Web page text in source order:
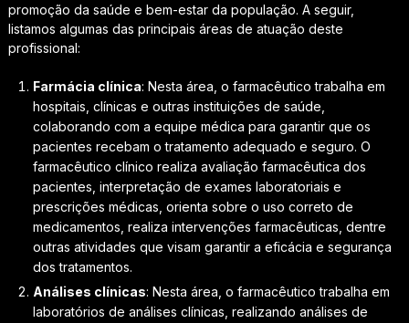
promoção da saúde e bem-estar da população. A seguir,
listamos algumas das principais áreas de atuação deste
profissional:
Farmácia clínica: Nesta área, o farmacêutico trabalha em
hospitais, clínicas e outras instituições de saúde,
colaborando com a equipe médica para garantir que os
pacientes recebam o tratamento adequado e seguro. O
farmacêutico clínico realiza avaliação farmacêutica dos
pacientes, interpretação de exames laboratoriais e
prescrições médicas, orienta sobre o uso correto de
medicamentos, realiza intervenções farmacêuticas, dentre
outras atividades que visam garantir a eficácia e segurança
dos tratamentos.
Análises clínicas: Nesta área, o farmacêutico trabalha em
laboratórios de análises clínicas, realizando análises de